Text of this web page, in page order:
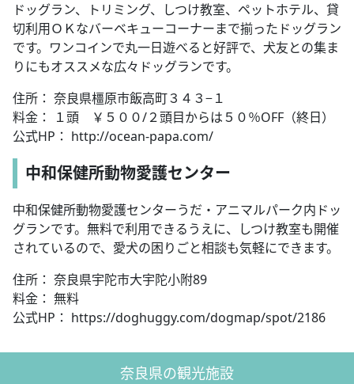
ドッグラン、トリミング、しつけ教室、ペットホテル、貸
切利用ＯＫなバーベキューコーナーまで揃ったドッグラン
です。ワンコインで丸一日遊べると好評で、犬友との集ま
りにもオススメな広々ドッグランです。
住所： 奈良県橿原市飯高町３４３−１
料金： １頭 ￥５００/２頭目からは５０％OFF（終日）
公式HP： http://ocean-papa.com/
中和保健所動物愛護センター
中和保健所動物愛護センターうだ・アニマルパーク内ドッ
グランです。無料で利用できるうえに、しつけ教室も開催
されているので、愛犬の困りごと相談も気軽にできます。
住所： 奈良県宇陀市大宇陀小附89
料金： 無料
公式HP： https://doghuggy.com/dogmap/spot/2186
奈良県の観光施設